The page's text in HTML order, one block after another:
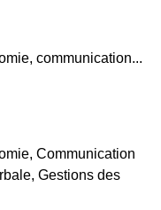
communication...
Communication
Gestions des